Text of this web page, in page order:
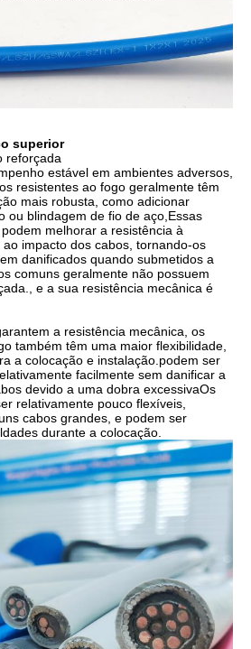
superior
reforçada
estável em ambientes adversos,
resistentes ao fogo geralmente têm
mais robusta, como adicionar
ou blindagem de fio de aço,Essas
melhorar a resistência à
impacto dos cabos, tornando-os
danificados quando submetidos a
comuns geralmente não possuem
e a sua resistência mecânica é
a resistência mecânica, os
também têm uma maior flexibilidade,
a colocação e instalação.podem ser
facilmente sem danificar a
devido a uma dobra excessivaOs
relativamente pouco flexíveis,
cabos grandes, e podem ser
durante a colocação.